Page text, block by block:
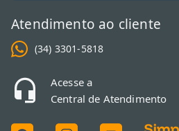
Atendimento ao cliente
(34) 3301-5818
Acesse a
Central de Atendimento